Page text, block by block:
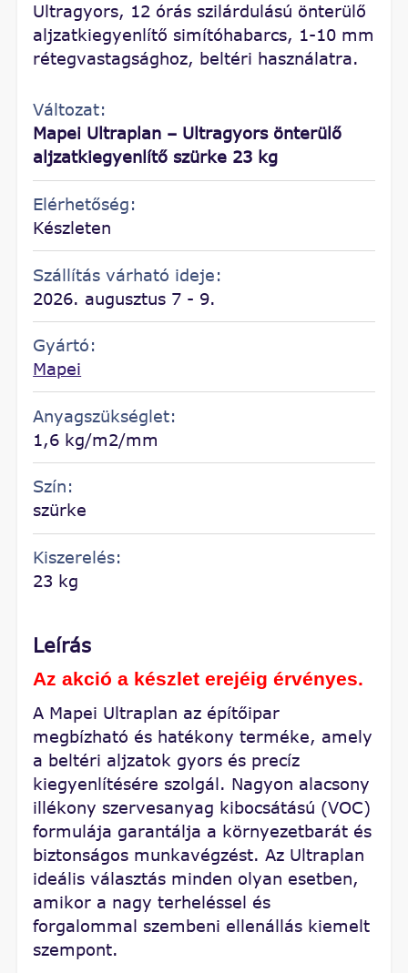
Ultragyors, 12 órás szilárdulású önterülő
aljzatkiegyenlítő simítóhabarcs, 1-10 mm
rétegvastagsághoz, beltéri használatra.
Változat:
Mapei Ultraplan – Ultragyors önterülő
aljzatkiegyenlítő szürke 23 kg
Elérhetőség:
Készleten
Szállítás várható ideje:
2026. augusztus 7 - 9.
Gyártó:
Mapei
Anyagszükséglet:
1,6 kg/m2/mm
Szín:
szürke
Kiszerelés:
23 kg
Leírás
Az akció a készlet erejéig érvényes.
A Mapei Ultraplan az építőipar
megbízható és hatékony terméke, amely
a beltéri aljzatok gyors és precíz
kiegyenlítésére szolgál. Nagyon alacsony
illékony szervesanyag kibocsátású (VOC)
formulája garantálja a környezetbarát és
biztonságos munkavégzést. Az Ultraplan
ideális választás minden olyan esetben,
amikor a nagy terheléssel és
forgalommal szembeni ellenállás kiemelt
szempont.